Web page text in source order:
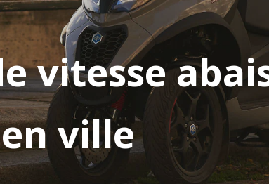
vitesse
en ville